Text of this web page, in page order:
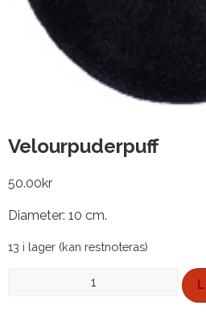
Velourpuderpuff
50.00kr
Diameter: 10 cm.
13 i lager (kan restnoteras)
Velourpuderpuff